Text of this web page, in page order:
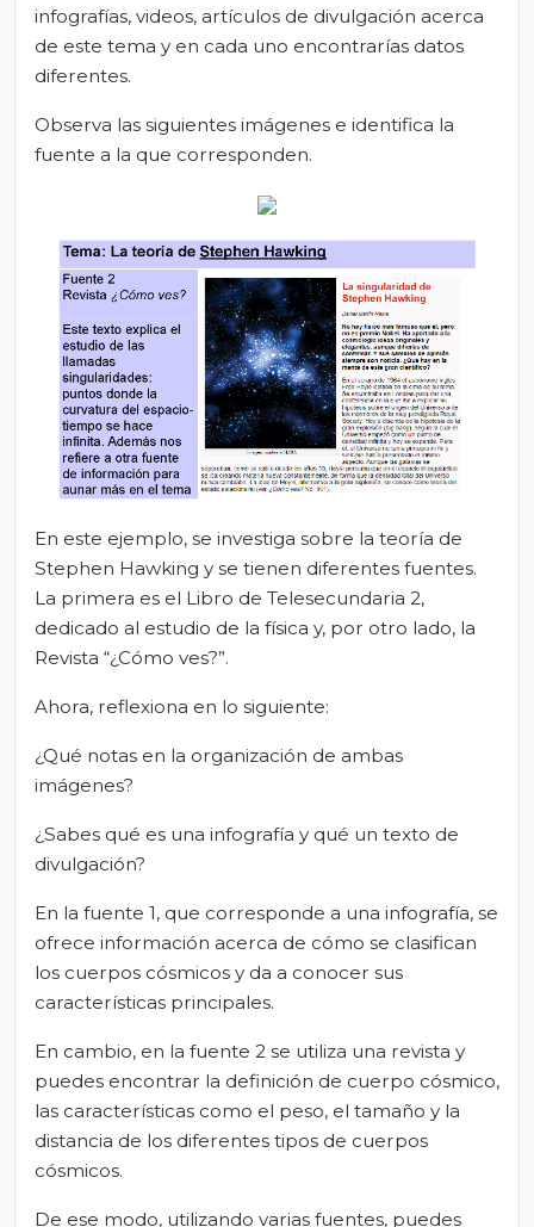
infografías, videos, artículos de divulgación acerca
de este tema y en cada uno encontrarías datos
diferentes.
Observa las siguientes imágenes e identifica la
fuente a la que corresponden.
En este ejemplo, se investiga sobre la teoría de
Stephen Hawking y se tienen diferentes fuentes.
La primera es el Libro de Telesecundaria 2,
dedicado al estudio de la física y, por otro lado, la
Revista “¿Cómo ves?”.
Ahora, reflexiona en lo siguiente:
¿Qué notas en la organización de ambas
imágenes?
¿Sabes qué es una infografía y qué un texto de
divulgación?
En la fuente 1, que corresponde a una infografía, se
ofrece información acerca de cómo se clasifican
los cuerpos cósmicos y da a conocer sus
características principales.
En cambio, en la fuente 2 se utiliza una revista y
puedes encontrar la definición de cuerpo cósmico,
las características como el peso, el tamaño y la
distancia de los diferentes tipos de cuerpos
cósmicos.
De ese modo, utilizando varias fuentes, puedes